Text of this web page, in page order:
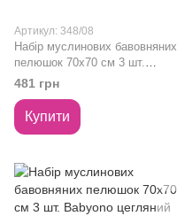
Артикул: 348/08
Набір муслинових бавовняних
пелюшок 70х70 см 3 шт.
Babyono кремовий
481 грн
Купити